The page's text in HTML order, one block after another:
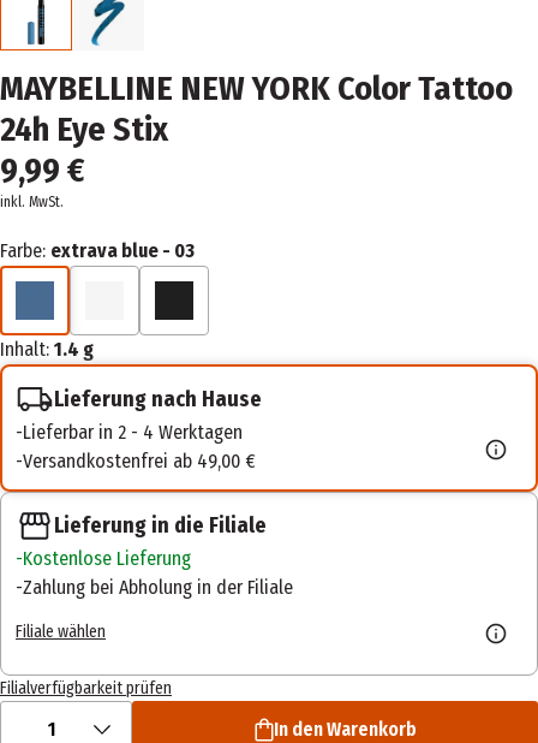
MAYBELLINE NEW YORK Color Tattoo
24h Eye Stix
9,99 €
inkl. MwSt.
Farbe: extrava blue - 03
Inhalt: 1.4 g
Lieferung nach Hause
Lieferbar in 2 - 4 Werktagen
Versandkostenfrei ab 49,00 €
Lieferung in die Filiale
Kostenlose Lieferung
Zahlung bei Abholung in der Filiale
Filiale wählen
Filialverfügbarkeit prüfen
1 In den Warenkorb